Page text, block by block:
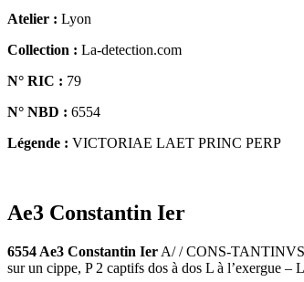
Atelier : Lyon
Collection : La-detection.com
N° RIC : 79
N° NBD : 6554
Légende : VICTORIAE LAET PRINC PERP
Ae3 Constantin Ier
6554 Ae3 Constantin Ier A/ / CONS-TANTINVS
sur un cippe, P 2 captifs dos à dos L à l’exergue